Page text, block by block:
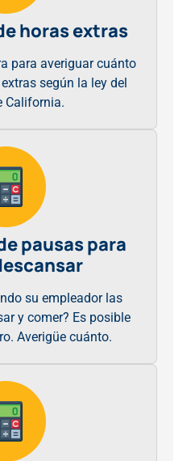
horas extras
para averiguar cuánto
según la ley del
California.
pausas para
su empleador las
y comer? Es posible
Averigüe cuánto.